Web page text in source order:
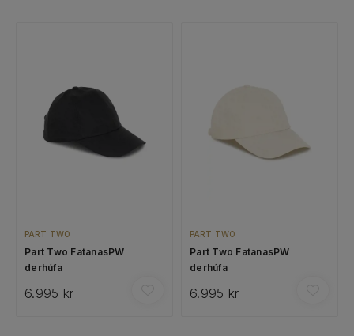
PART TWO
Part Two FatanasPW
derhúfa
6.995 kr
PART TWO
Part Two FatanasPW
derhúfa
6.995 kr